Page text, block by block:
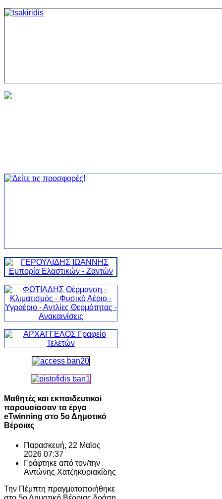
Μαθητές και εκπαιδευτικοί
παρουσίασαν τα έργα
eTwinning στο 5ο Δημοτικό
Βέροιας
Παρασκευή, 22 Μαϊος
2026 07:37
Γράφτηκε από τον/την
Αντώνης Χατζηκυριακίδης
Την Πέμπτη πραγματοποιήθηκε